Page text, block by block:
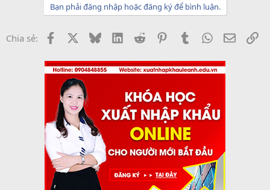
Bạn phải đăng nhập hoặc đăng ký để bình luận.
Chia sẻ: Facebook BlueskyLinkedInReddit PinterestTumblrWhatsApp
Email